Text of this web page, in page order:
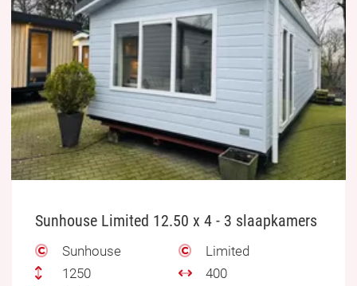
Sunhouse Limited 12.50 x 4 - 3 slaapkamers
Sunhouse
Limited
1250
400